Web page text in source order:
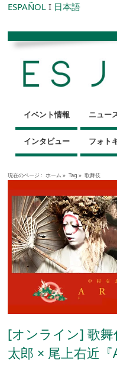
ESPAÑOL I 日本語
イベント情報 ニュー
インタビュー フォト
現在のページ : ホーム » Tag » 歌舞伎
[オンライン] 歌
太郎 × 尾上右近『